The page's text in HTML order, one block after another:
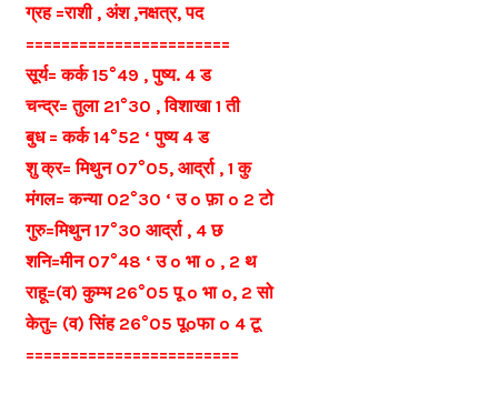
ग्रह =राशी , अंश ,नक्षत्र, पद
=======================
सूर्य= कर्क 15°49 , पुष्य. 4 ड
चन्द्र= तुला 21°30 , विशाखा 1 ती
बुध = कर्क 14°52 ‘ पुष्य 4 ड
शु क्र= मिथुन 07°05, आर्द्रा , 1 कु
मंगल= कन्या 02°30 ‘ उ o फ़ा o 2 टो
गुरु=मिथुन 17°30 आर्द्रा , 4 छ
शनि=मीन 07°48 ‘ उ o भा o , 2 थ
राहू=(व) कुम्भ 26°05 पू o भा o, 2 सो
केतु= (व) सिंह 26°05 पूoफा o 4 टू
========================